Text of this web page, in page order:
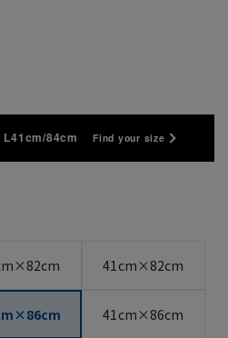
L41cm/84cm Find your size
41cm×82cm
41cm×86cm